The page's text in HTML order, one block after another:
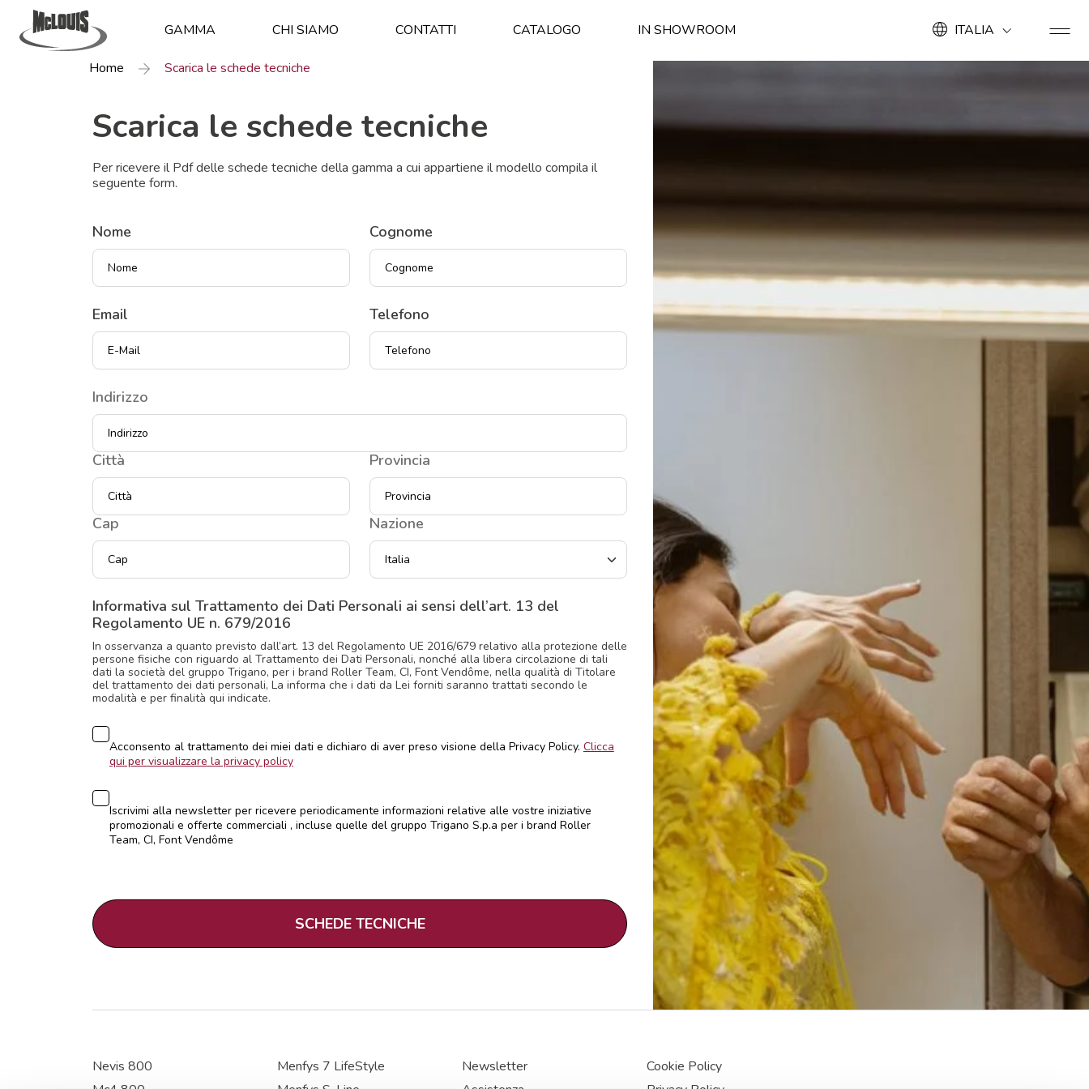
GAMMA CHI SIAMO CONTATTI CATALOGO IN SHOWROOM ITALIA
Home Scarica le schede tecniche
Scarica le schede tecniche
Per ricevere il Pdf delle schede tecniche della gamma a cui appartiene il modello compila il
seguente form.
Nome Cognome
Email Telefono
Indirizzo
Indirizzo
Città Provincia
Cap Nazione
Informativa sul Trattamento dei Dati Personali ai sensi dell’art. 13 del
Regolamento UE n. 679/2016
In osservanza a quanto previsto dall’art. 13 del Regolamento UE 2016/679 relativo alla protezione delle
persone fisiche con riguardo al Trattamento dei Dati Personali, nonché alla libera circolazione di tali
dati la società del gruppo Trigano, per i brand Roller Team, CI, Font Vendôme, nella qualità di Titolare
del trattamento dei dati personali, La informa che i dati da Lei forniti saranno trattati secondo le
modalità e per finalità qui indicate.
Consenso
Acconsento al trattamento dei miei dati e dichiaro di aver preso visione della Privacy Policy. Clicca
qui per visualizzare la privacy policy
Consenso
Iscrivimi alla newsletter per ricevere periodicamente informazioni relative alle vostre iniziative
promozionali e offerte commerciali , incluse quelle del gruppo Trigano S.p.a per i brand Roller
Team, CI, Font Vendôme
Nevis 800
Menfys 7 LifeStyle
Newsletter
Cookie Policy